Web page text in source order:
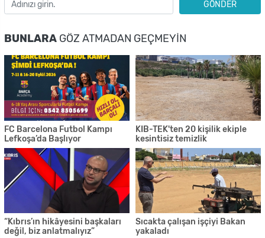
GÖNDER
BUNLARA GÖZ ATMADAN GEÇMEYIN
FC Barcelona Futbol Kampı
Lefkoşa’da Başlıyor
KIB-TEK'ten 20 kişilik ekiple
kesintisiz temizlik
“Kıbrıs’ın hikâyesini başkaları
değil, biz anlatmalıyız”
Sıcakta çalışan işçiyi Bakan
yakaladı